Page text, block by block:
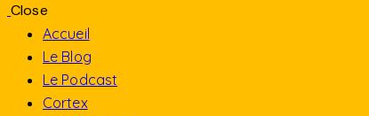
Close
Accueil
Le Blog
Le Podcast
Cortex